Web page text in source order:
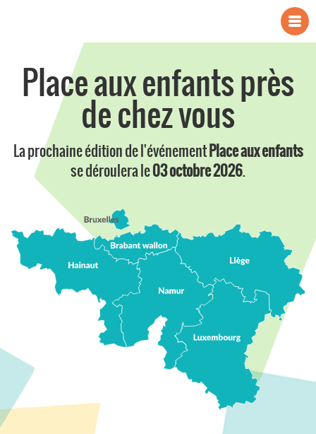
Place aux enfants près
de chez vous
La prochaine édition de l'événementPlace aux enfants
se déroulera le03 octobre 2026.